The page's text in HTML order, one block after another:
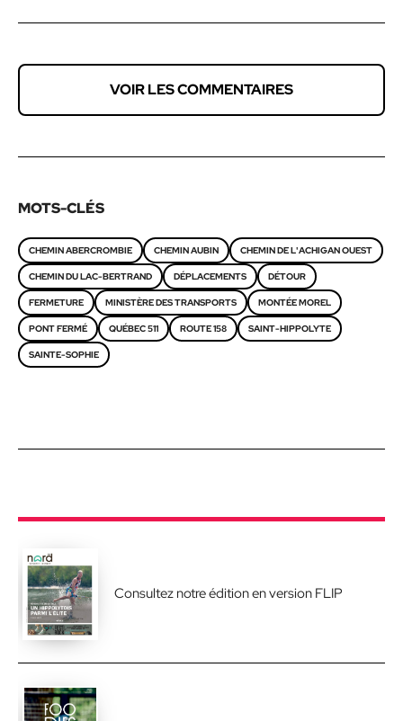
VOIR LES COMMENTAIRES
MOTS-CLÉS
CHEMIN ABERCROMBIE CHEMIN AUBIN CHEMIN DE L'ACHIGAN OUEST
CHEMIN DU LAC-BERTRAND DÉPLACEMENTS DÉTOUR
FERMETURE MINISTÈRE DES TRANSPORTS MONTÉE MOREL
PONT FERMÉ QUÉBEC 511 ROUTE 158 SAINT-HIPPOLYTE
SAINTE-SOPHIE
Consultez notre édition en version FLIP